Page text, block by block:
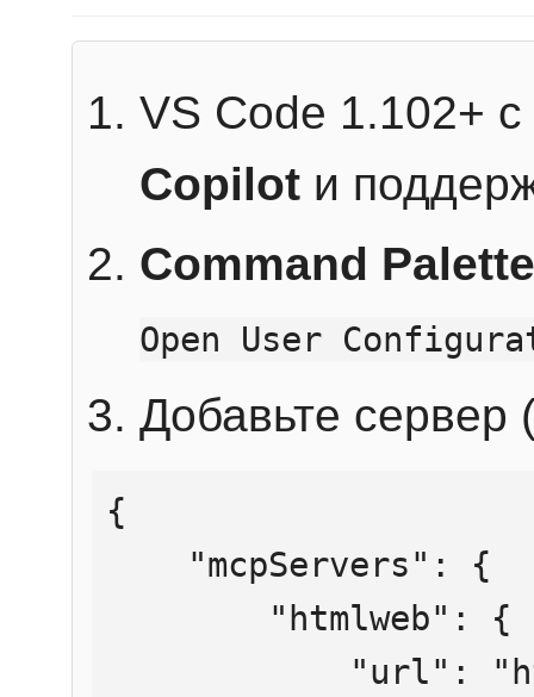
VS Code 1.102+
Copilot и
Command Palette
Open User
Добавьте сервер
{